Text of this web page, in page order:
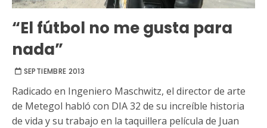
“El fútbol no me gusta para
nada”
SEPTIEMBRE 2013
Radicado en Ingeniero Maschwitz, el director de arte
de Metegol habló con DIA 32 de su increíble historia
de vida y su trabajo en la taquillera película de Juan